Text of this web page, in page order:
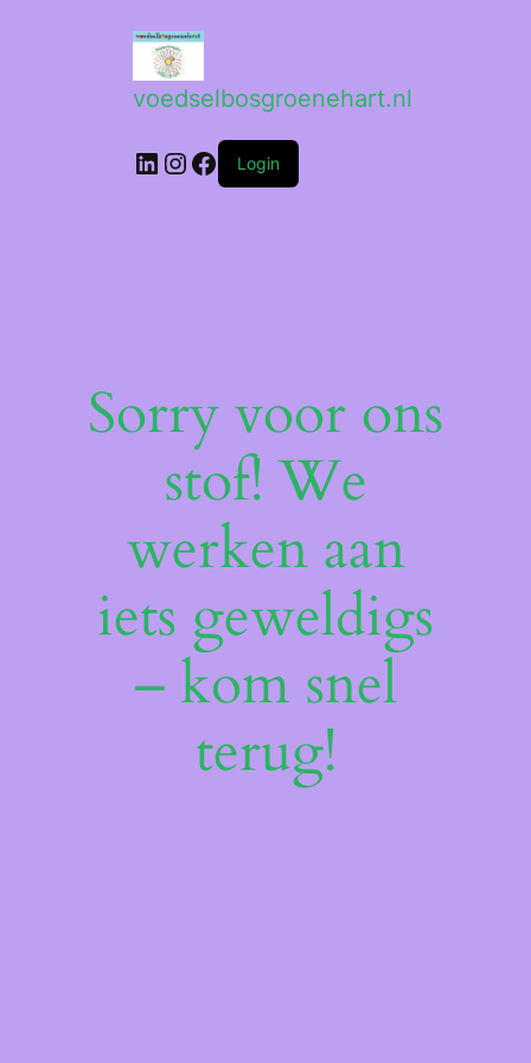
voedselbosgroenehart.nl
LinkedIn
Instagram
Facebook
Login
Sorry voor ons
stof! We
werken aan
iets geweldigs
– kom snel
terug!